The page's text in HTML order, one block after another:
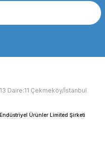
Daire:11 Çekmeköy/İstanbul
Ürünler Limited Şirketi